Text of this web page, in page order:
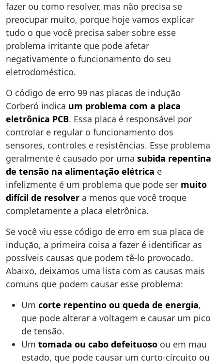
fazer ou como resolver, mas não precisa se
preocupar muito, porque hoje vamos explicar
tudo o que você precisa saber sobre esse
problema irritante que pode afetar
negativamente o funcionamento do seu
eletrodoméstico.
O código de erro 99 nas placas de indução
Corberó indica um problema com a placa
eletrônica PCB. Essa placa é responsável por
controlar e regular o funcionamento dos
sensores, controles e resistências. Esse problema
geralmente é causado por uma subida repentina
de tensão na alimentação elétrica e
infelizmente é um problema que pode ser muito
difícil de resolver a menos que você troque
completamente a placa eletrônica.
Se você viu esse código de erro em sua placa de
indução, a primeira coisa a fazer é identificar as
possíveis causas que podem tê-lo provocado.
Abaixo, deixamos uma lista com as causas mais
comuns que podem causar esse problema:
Um corte repentino ou queda de energia,
que pode alterar a voltagem e causar um pico
de tensão.
Um tomada ou cabo defeituoso ou em mau
estado, que pode causar um curto-circuito ou